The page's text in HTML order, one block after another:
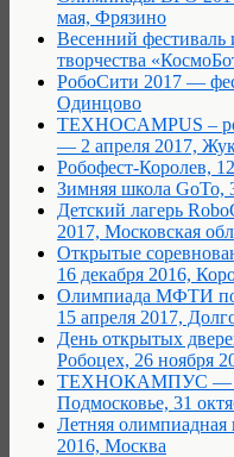
мая, Фрязино
Весенний фестиваль
творчества
РобоСити 2017 —
Одинцово
TEXHOCAMPUS –
— 2 апреля 2017,
Робофест-Королев,
Зимняя школа GoTo,
Детский лагерь
2017, Московская
Открытые
16 декабря 2016,
Олимпиада МФТИ по
15 апреля 2017,
День открытых
Робоцех, 26 ноября
ТЕХНОКАМПУC —
Подмосковье, 31
Летняя
2016, Москва